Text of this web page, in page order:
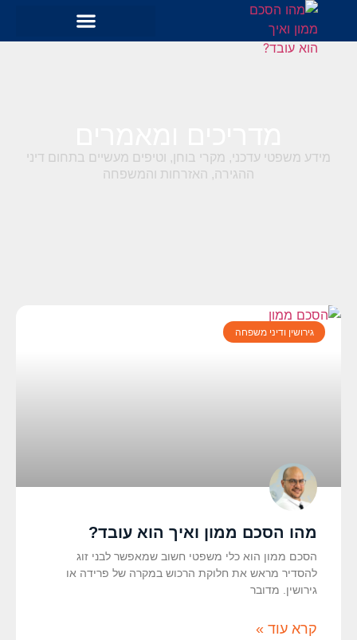
מידע משפטי עדכני, מקרי בוחן, וטיפים מעשיים בתחום דיני
ההגירה, האזרחות והמשפחה
גירושין ודיני משפחה
מהו הסכם ממון ואיך הוא עובד?
הסכם ממון הוא כלי משפטי חשוב שמאפשר לבני זוג
להסדיר מראש את חלוקת הרכוש במקרה של פרידה או
גירושין. מדובר
קרא עוד »